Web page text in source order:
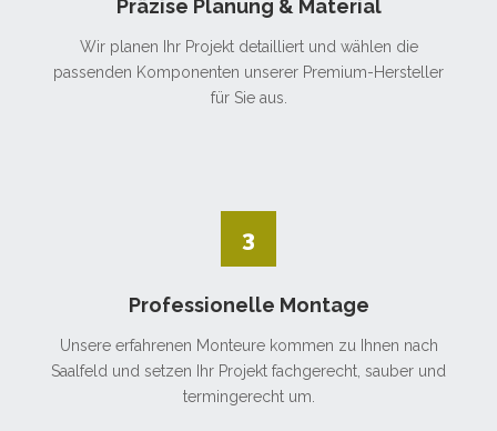
Präzise Planung & Material
Wir planen Ihr Projekt detailliert und wählen die
passenden Komponenten unserer Premium-Hersteller
für Sie aus.
3
Professionelle Montage
Unsere erfahrenen Monteure kommen zu Ihnen nach
Saalfeld und setzen Ihr Projekt fachgerecht, sauber und
termingerecht um.